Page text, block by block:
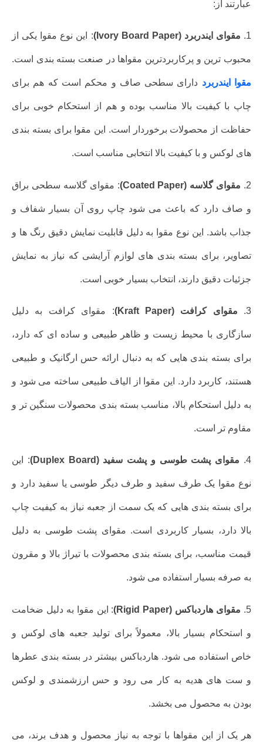
عبارتند از:
1. مقوای ایندربرد (Ivory Board Paper) : این نوع مقوا یکی از
محبوب ترین و پرکاربردترین مقواها در صنعت بسته بندی است.
مقوا ایندربرد دارای سطحی صاف و محکم است که هم برای
چاپ با کیفیت بالا مناسب بوده و هم از استحکام خوبی برای
حفاظت از محصولات برخوردار است. این مقوا برای بسته بندی
های لوکس و با کیفیت بالا انتخابی مناسب است.
2. مقوای گلاسه (Coated Paper) : مقوای گلاسه سطحی براق
و صاف دارد که باعث می شود چاپ روی آن بسیار شفاف و
جذاب باشد. این نوع مقوا به دلیل قابلیت نمایش دقیق رنگ ها و
تصاویر، برای بسته بندی های لوازم آرایشی که نیاز به نمایش
جزئیات دقیق دارند، انتخاب بسیار خوبی است.
3. مقوای کرافت (Kraft Paper) : مقوای کرافت به دلیل
سازگاری با محیط زیست و ظاهر طبیعی و ساده ای که دارد،
برای بسته بندی هایی که به دنبال ارائه حس ارگانیک و طبیعی
هستند، کاربرد دارد. این مقوا از الیاف طبیعی ساخته می شود و
به دلیل استحکام بالا، مناسب بسته بندی محصولات سنگین تر و
مقاوم تر است.
4. مقوای پشت طوسی و پشت سفید (Duplex Board) : این
نوع مقوا یک طرف سفید و طرف دیگر طوسی یا سفید دارد و
برای بسته بندی هایی که یک سمت از جعبه نیاز به کیفیت چاپ
بالا دارد، بسیار کاربردی است. مقوای پشت طوسی به دلیل
قیمت مناسب، برای بسته بندی محصولات با تیراژ بالا و مقرون
به صرفه بسیار استفاده می شود.
5. مقوای هاردباکس (Rigid Paper) : این مقوا به دلیل ضخامت
و استحکام بسیار بالا، معمولاً برای تولید جعبه های لوکس و
خاص استفاده می شود. هاردباکس بیشتر در بسته بندی عطرها
و ست های هدیه به کار می رود و حس ارزشمندی و لوکس
بودن به محصول می بخشد.
هر یک از این مقواها با توجه به نیاز محصول و هدف برند، می